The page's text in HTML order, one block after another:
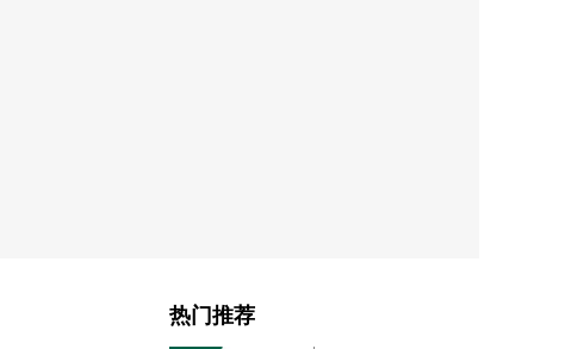
热门推荐